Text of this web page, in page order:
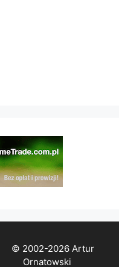
© 2002-2026 Artur
Ornatowski